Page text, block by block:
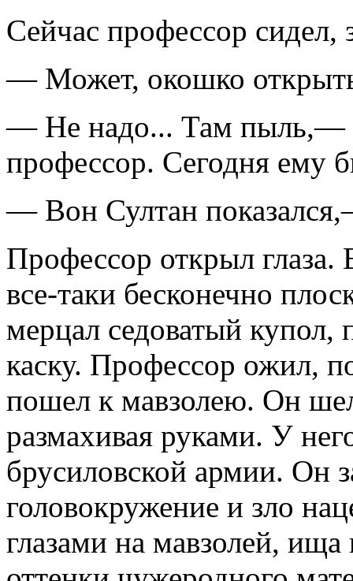
Сейчас профессор сидел,
— Может, окошко
— Не надо... Там пыль,—
профессор. Сегодня ему
— Вон Султан
Профессор открыл глаза.
все-таки бесконечно
мерцал седоватый
каску. Профессор ожил,
пошел к мавзолею. Он
размахивая руками. У
брусиловской армии. Он
головокружение и зло
глазами на мавзолей,